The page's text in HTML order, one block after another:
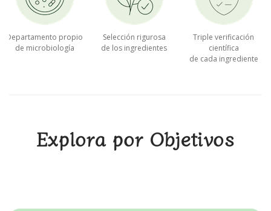
Departamento propio
de microbiología
Selección rigurosa
de los ingredientes
Triple verificación
científica
de cada ingrediente
Explora por Objetivos